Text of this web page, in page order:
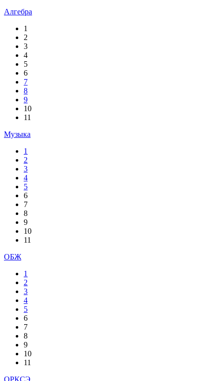
Алгебра
1
2
3
4
5
6
7
8
9
10
11
Музыка
1
2
3
4
5
6
7
8
9
10
11
ОБЖ
1
2
3
4
5
6
7
8
9
10
11